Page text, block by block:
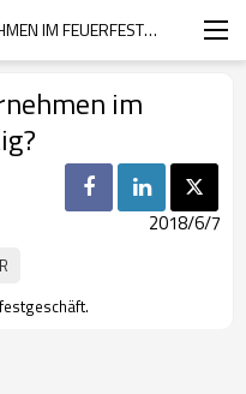
WIE LANGE IST IHR UNTERNEHMEN IM FEUERFESTGESCHÄFT TÄTIG?
im
2018/6/7